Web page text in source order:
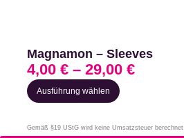
Magnamon – Sleeves
Ausführung wählen
4,00 €– 29,00 €
Gemäß §19 UStG wird keine Umsatzsteuer berechnet.